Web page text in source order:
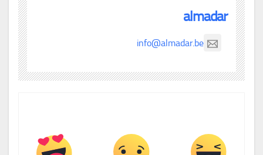
almadar
info@almadar.be